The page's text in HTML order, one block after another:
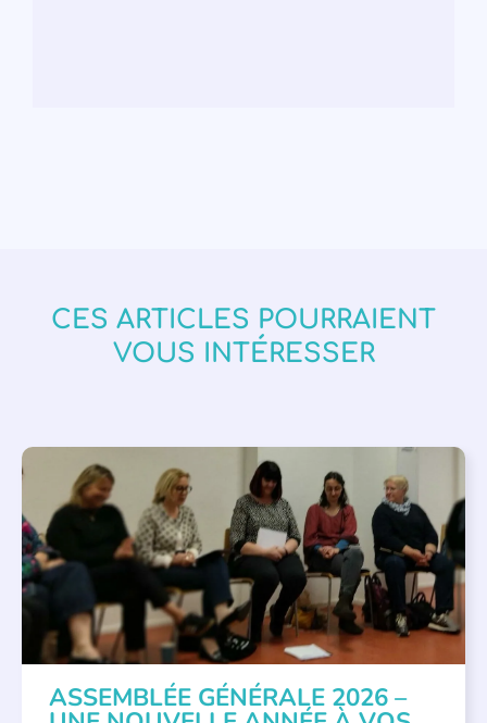
CES ARTICLES POURRAIENT
VOUS INTÉRESSER
APPEL À SOUTIEN , VIE DE L'ASSOCIATION
ASSEMBLÉE GÉNÉRALE 2026 –